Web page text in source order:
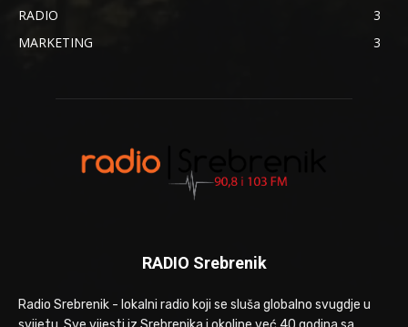
RADIO
3
MARKETING
3
RADIO Srebrenik
Radio Srebrenik - lokalni radio koji se sluša globalno svugdje u